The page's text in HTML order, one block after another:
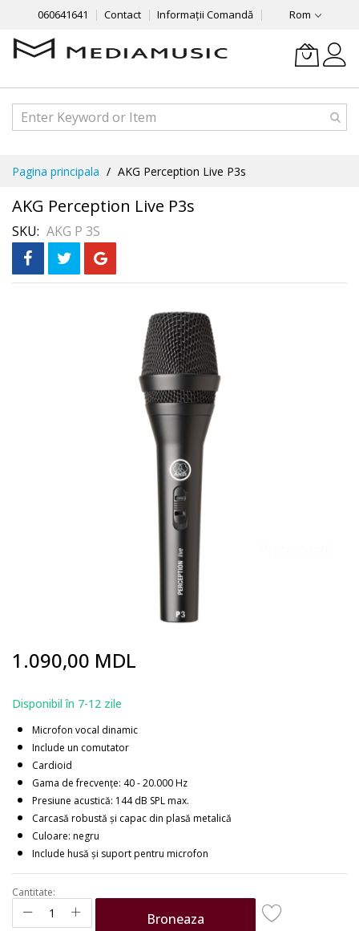
060641641 Contact Informații Comandă Rom
Continut
Pagina principala AKG Perception Live P3s
AKG Perception Live P3s
SKU AKG P 3S
to
beginning
of
the
images
gallery
1.090,00 MDL
Disponibil în 7-12 zile
Microfon vocal dinamic
Include un comutator
Cardioid
Gama de frecvențe: 40 - 20.000 Hz
Presiune acustică: 144 dB SPL max.
Carcasă robustă și capac din plasă metalică
Culoare: negru
Include husă și suport pentru microfon
Cantitate:
Broneaza